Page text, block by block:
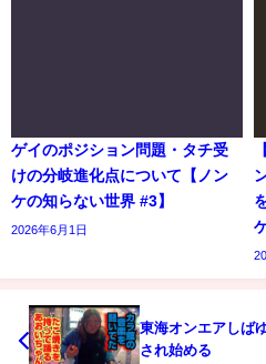
ゲイのポジション問題・タチ受
けの分岐進化点について【ノン
ケの知らない世界 #3】
2026年6月1日
東海オンエアしば
され始める